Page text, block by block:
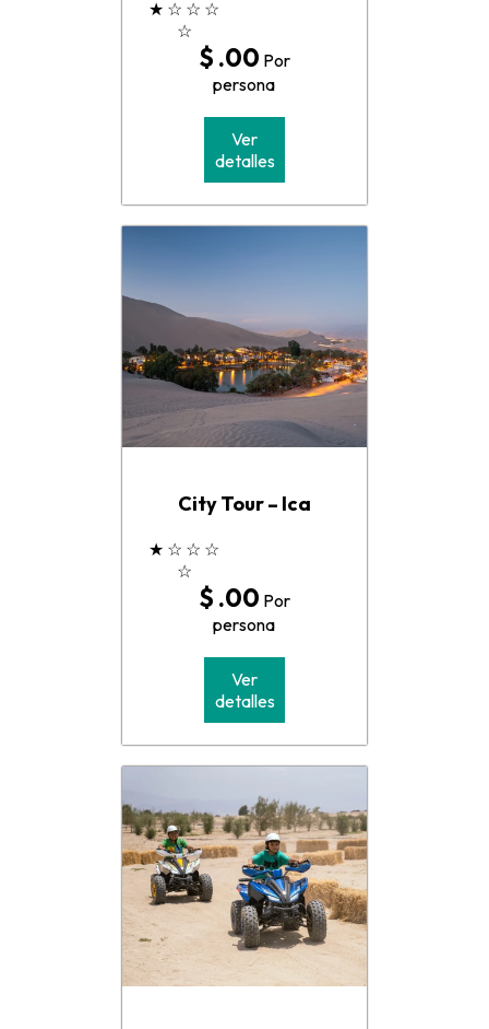
★ ☆ ☆ ☆
☆
$ .00 Por
persona
Ver
detalles
City Tour – Ica
★ ☆ ☆ ☆
☆
$ .00 Por
persona
Ver
detalles